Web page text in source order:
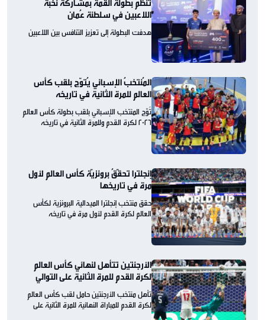
تنظم بطولة القمة بمشاركة نخبة
اللاعبين في سلطنة عُمان
هدفت البطولة إلى تعزيز التنافس بين اللاعبين
المُنتخبُ الإسباني يُتوّج بلقب كأس
العالم للمرة الثانية في تاريخه
تُوّج المنتخب الإسباني بلقب بطولة كأس العالم
2026 لكرة القدم وللمرة الثانية في تاريخه
إنجلترا تحقّقُ برونزيّة كأس العالم لأول
مرة في تاريخها
حقق منتخب إنجلترا الميدالية البرونزية لكأس
العالم لكرة القدم لأول مرة في تاريخه
الأرجنتين تتأهل لنهائي كأس العالم
لكرة القدم للمرة الثانية على التوالي
تأهل منتخب الأرجنتين حامل لقب كأس العالم
لكرة القدم للمباراة النهائية للمرة الثانية على